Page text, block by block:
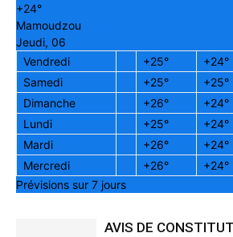
+24°
Mamoudzou
Jeudi, 06
Vendredi
+25° +24°
Samedi
+25° +25°
Dimanche
+26° +24°
Lundi
+25° +24°
Mardi
+26° +24°
Mercredi
+26° +24°
Prévisions sur 7 jours
AVIS DE